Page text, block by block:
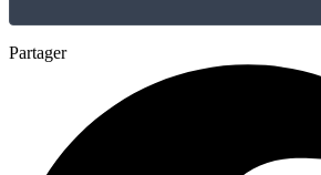
Partager